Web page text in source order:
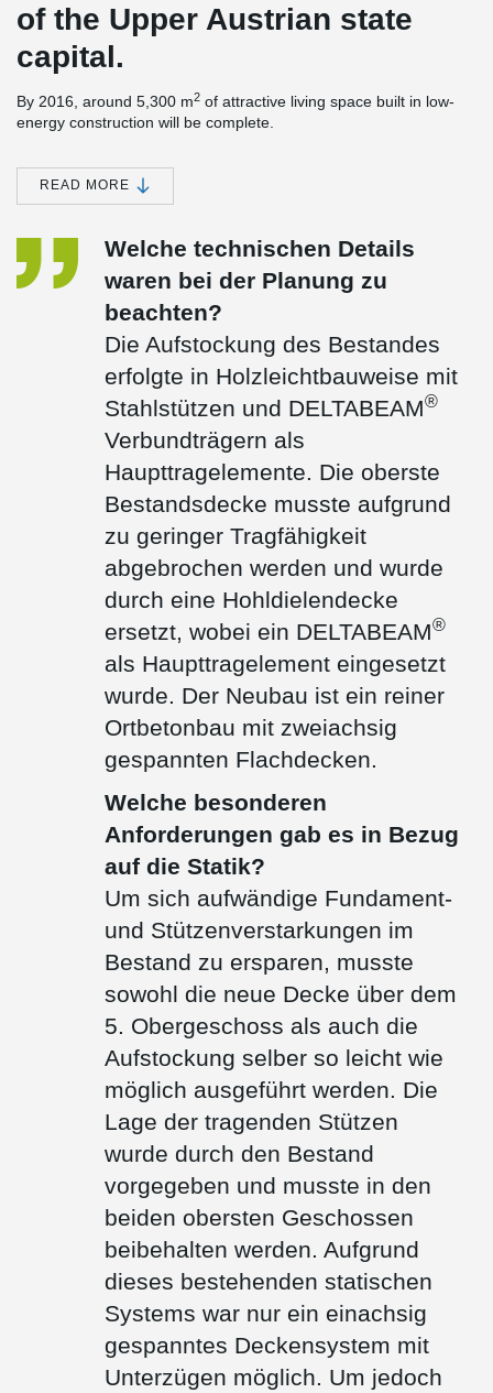
of the Upper Austrian state
capital.
By 2016 , around 5,300 m2 of attractive living space built in low-
energy construction will be complete.
increased by an additional sixth floor.
additional load, the building complex was constructed with
beams from Peikko.
READ MORE
Welche technischen Details
waren bei der Planung zu
beachten?
Die Aufstockung des Bestandes
erfolgte in Holzleichtbauweise mit
Stahlstützen und DELTABEAM®
Verbundträgern als
Haupttragelemente. Die oberste
Bestandsdecke musste aufgrund
zu geringer Tragfähigkeit
abgebrochen werden und wurde
durch eine Hohldielendecke
ersetzt, wobei ein DELTABEAM®
als Haupttragelement eingesetzt
wurde. Der Neubau ist ein reiner
Ortbetonbau mit zweiachsig
gespannten Flachdecken.
Welche besonderen
Anforderungen gab es in Bezug
auf die Statik?
Um sich aufwändige Fundament-
und Stützenverstarkungen im
Bestand zu ersparen, musste
sowohl die neue Decke über dem
5. Obergeschoss als auch die
Aufstockung selber so leicht wie
möglich ausgeführt werden. Die
Lage der tragenden Stützen
wurde durch den Bestand
vorgegeben und musste in den
beiden obersten Geschossen
beibehalten werden. Aufgrund
dieses bestehenden statischen
Systems war nur ein einachsig
gespanntes Deckensystem mit
Unterzügen möglich. Um jedoch